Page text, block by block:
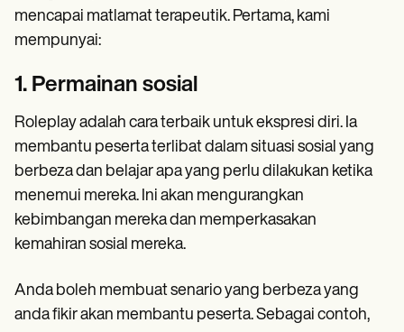
mencapai matlamat terapeutik. Pertama, kami
mempunyai:
1. Permainan sosial
Roleplay adalah cara terbaik untuk ekspresi diri. Ia
membantu peserta terlibat dalam situasi sosial yang
berbeza dan belajar apa yang perlu dilakukan ketika
menemui mereka. Ini akan mengurangkan
kebimbangan mereka dan memperkasakan
kemahiran sosial mereka.
Anda boleh membuat senario yang berbeza yang
anda fikir akan membantu peserta. Sebagai contoh,